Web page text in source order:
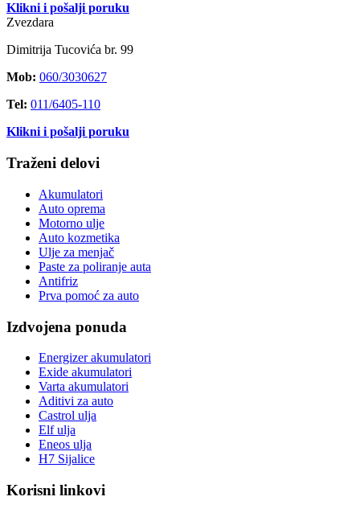
Klikni i pošalji poruku
Zvezdara
Dimitrija Tucovića br. 99
Mob: 060/3030627
Tel: 011/6405-110
Klikni i pošalji poruku
Traženi delovi
Akumulatori
Auto oprema
Motorno ulje
Auto kozmetika
Ulje za menjač
Paste za poliranje auta
Antifriz
Prva pomoć za auto
Izdvojena ponuda
Energizer akumulatori
Exide akumulatori
Varta akumulatori
Aditivi za auto
Castrol ulja
Elf ulja
Eneos ulja
H7 Sijalice
Korisni linkovi